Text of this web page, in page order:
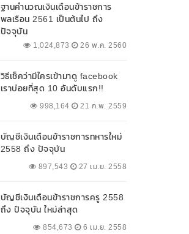
ฐานคำนวณเงินเดือนข้าราชการ
พลเรือน 2561 เป็นต้นไป ถึง
ปัจจุบัน
1,024,873 26 พ.ค. 2560
วิธีเช็คว่ามีใครเข้ามาดู facebook
เราบ่อยที่สุด 10 อันดับแรก!!
998,164 21 ก.พ. 2559
บัญชีเงินเดือนข้าราชการทหารใหม่
2558 ถึง ปัจจุบัน
897,543 27 เม.ย. 2558
บัญชีเงินเดือนข้าราชการครู 2558
ถึง ปัจจุบัน ใหม่ล่าสุด
854,673 6 เม.ย. 2558